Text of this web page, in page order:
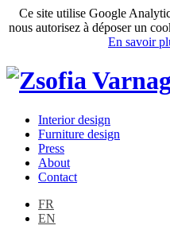
Ce site utilise Google
nous autorisez à déposer un
En savoir
Interior design
Furniture design
Press
About
Contact
FR
EN